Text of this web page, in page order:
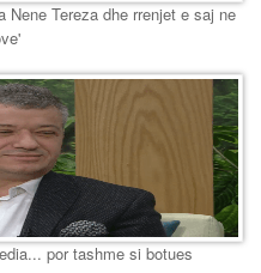
Nene Tereza dhe rrenjet e saj ne
por tashme si botues